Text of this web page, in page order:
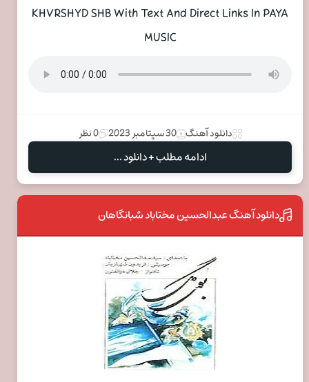
KHVRSHYD SHB With Text And Direct Links In PAYA
MUSIC
دانلود آهنگ 30 سپتامبر 2023 0 نظر
ادامه مطلب + دانلود ...
دانلود آهنگ عبدالحسین مختاباد شبانگاهان